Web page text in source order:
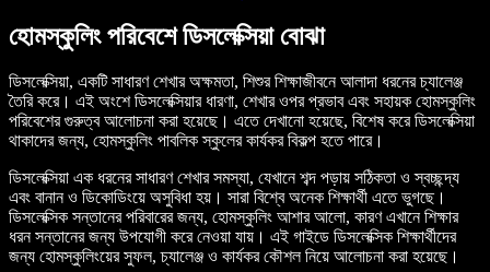
হোমস্কুলিং পরিবেশে ডিসলেক্সিয়া বোঝা
ডিসলেক্সিয়া, একটি সাধারণ শেখার অক্ষমতা, শিশুর শিক্ষাজীবনে আলাদা ধরনের চ্যালেঞ্জ
তৈরি করে। এই অংশে ডিসলেক্সিয়ার ধারণা, শেখার ওপর প্রভাব এবং সহায়ক হোমস্কুলিং
পরিবেশের গুরুত্ব আলোচনা করা হয়েছে। এতে দেখানো হয়েছে, বিশেষ করে ডিসলেক্সিয়া
থাকাদের জন্য, হোমস্কুলিং পাবলিক স্কুলের কার্যকর বিকল্প হতে পারে।
ডিসলেক্সিয়া এক ধরনের সাধারণ শেখার সমস্যা, যেখানে শব্দ পড়ায় সঠিকতা ও স্বচ্ছন্দ্য
এবং বানান ও ডিকোডিংয়ে অসুবিধা হয়। সারা বিশ্বে অনেক শিক্ষার্থী এতে ভুগছে।
ডিসলেক্সিক সন্তানের পরিবারের জন্য, হোমস্কুলিং আশার আলো, কারণ এখানে শিক্ষার
ধরন সন্তানের জন্য উপযোগী করে নেওয়া যায়। এই গাইডে ডিসলেক্সিক শিক্ষার্থীদের
জন্য হোমস্কুলিংয়ের সুফল, চ্যালেঞ্জ ও কার্যকর কৌশল নিয়ে আলোচনা করা হয়েছে।